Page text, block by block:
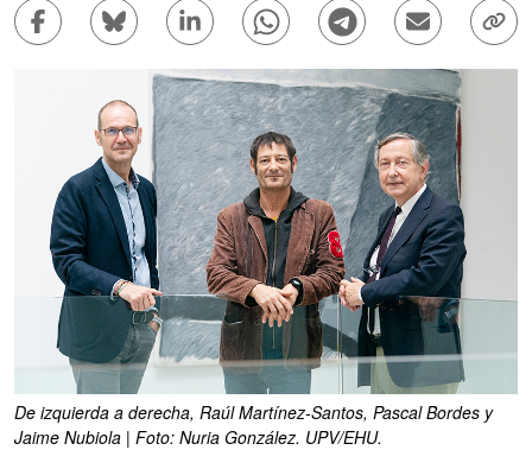
Compartir en Facebook - (Abre una nueva ventana)
Compartir en Bluesky - (Abre una nueva
Compartir en Linkedin - (Abre una
Compartir en Whatsapp -
Compartir enEnviar por
De izquierda a derecha, Raúl Martínez-Santos, Pascal Bordes y
Jaime Nubiola | Foto: Nuria González. UPV/EHU.